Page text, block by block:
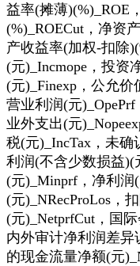
益率(摊薄)(%)_ROE
(%)_ROECut，净资
产收益率(加权-扣除
(元)_Incmope，投资
(元)_Finexp，公允价
营业利润(元
业外支出(元
税(元)_IncTax，未
利润(不含少数损益)(
(元)_Minprf，净利润
(元)_NRecProLos，
(元)_NetprfCut，国
内外审计净利润差异
的现金流量净额(元